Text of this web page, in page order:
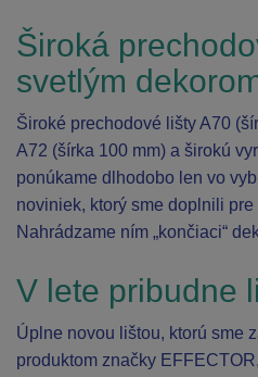
Široká
svetlým
Široké prechodové lišty A70
A72 (šírka 100 mm) a širokú
ponúkame dlhodobo len vo
noviniek, ktorý sme doplnili
Nahrádzame ním „končiaci“
V lete pribudne
Úplne novou lištou, ktorú sme
produktom značky